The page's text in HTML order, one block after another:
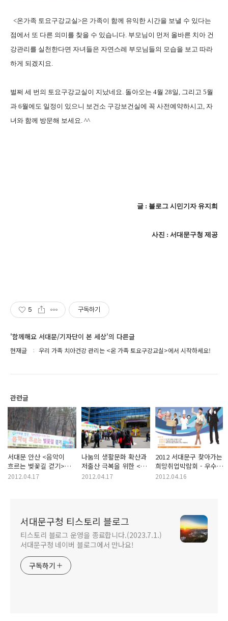
<온가족 토요구강교실>은 가족이 함께 유익한 시간을 보낼 수 있다는
점에서 또 다른 의미를 찾을 수 있습니다. 부모님이 먼저 올바른 치아 건
강관리를 실천한다면 자녀들은 자연스레 부모님들의 모습을 보고 따라
하게 되겠지요.
벌쩌 세 번의 토요구강교실이 지났네요. 돌아오는 4월 28일, 그리고 5월
과 6월에도 일정이 있으니 보건소 구강보건실에 꼭 사전예약하시고, 자
녀와 함께 방문해 보세요. ^^
글 : 블로그 시민기자 유지희
사진 : 서대문구청 제공
5 구독하기
'함께해요 서대문/기자단이 본 세상'의 다른글
현재글 우리 가족 치아건강 관리는 <온 가족 토요구강교실>에서 시작하세요!
관련글
서대문 안산 <음악이
흐르는 벚꽃길 걷기>에
다녀와서
2012.04.17
나눔의 생활문화 확산과
저출산 극복을 위한 <
봄맞이 나눔장터> 개최
2012.04.17
2012 서대문구 찾아가는
희망취업박람회 - 우수
인재 확보와 취업난
2012.04.16
서대문구청 티스토리 블로그
티스토리 블로그 운영을 종료합니다.(2023.7.1.)
서대문구청 네이버 블로그에서 만나요!
구독하기